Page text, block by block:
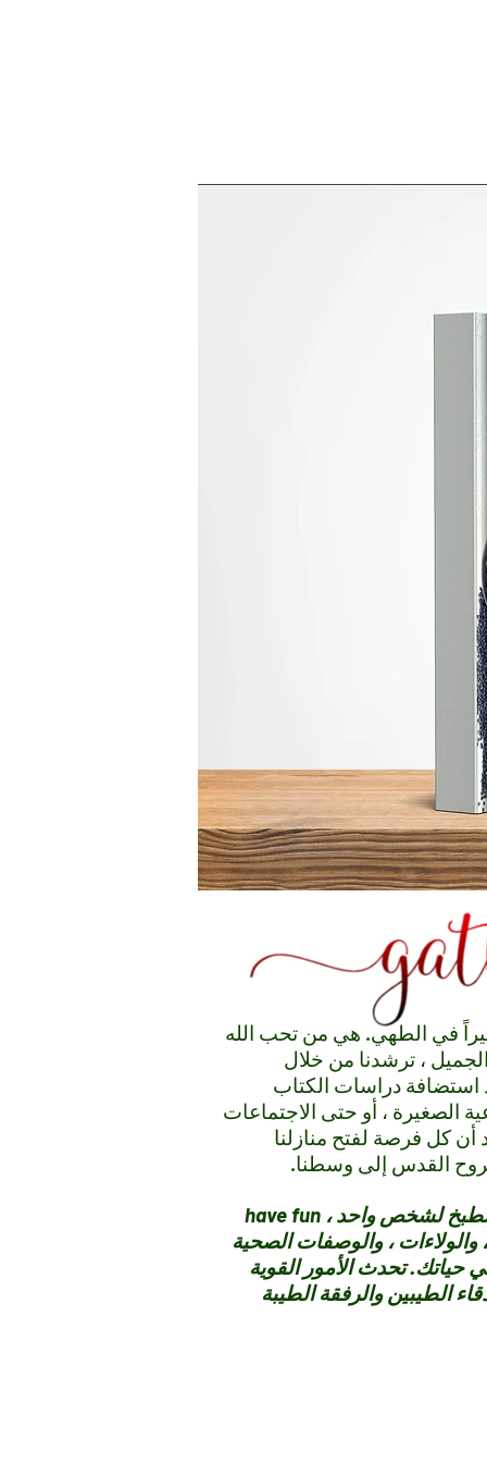
في الطهي. هي من تحب الله
، ترشدنا من خلال
استضافة دراسات الكتاب
الصغيرة ، أو حتى الاجتماعات
أن كل فرصة لفتح منازلنا
القدس إلى وسطنا.
سواء كنت تطبخ للعشرات أو تطبخ لشخص واحد ، have fun
والولاءات ، والوصفات الصحية
حياتك. تحدث الأمور القوية
الطيبين والرفقة الطيبة